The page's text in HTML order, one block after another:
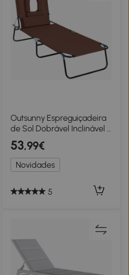
Outsunny Espreguiçadeira
de Sol Dobrável Inclinável 4
Posições 3 Almofadas
Castanho
53,99€
Novidades
5